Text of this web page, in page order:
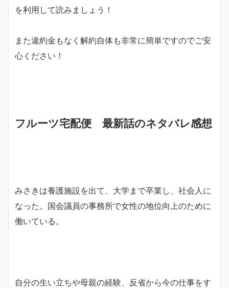
を利用して読みましょう！
また違約金もなく解約自体も非常に簡単ですのでご安
心ください！
フルーツ宅配便 最新話のネタバレ感想
みさきは養護施設を出て、大学まで卒業し、社会人に
なった。国会議員の事務所で女性の地位向上のために
働いている。
自分の生い立ちや母親の経験、反省から今の仕事をす